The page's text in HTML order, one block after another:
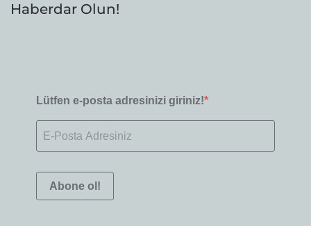
Haberdar Olun!
Lütfen e-posta adresinizi giriniz!
Abone ol!